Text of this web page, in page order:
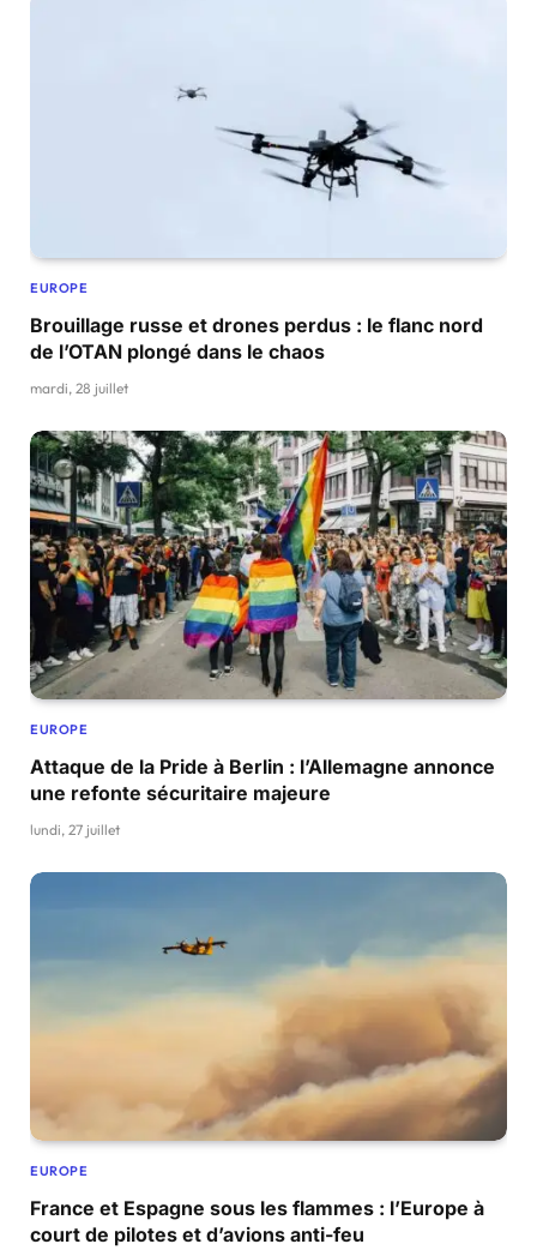
EUROPE
Brouillage russe et drones perdus : le flanc nord
de l’OTAN plongé dans le chaos
mardi, 28 juillet
EUROPE
Attaque de la Pride à Berlin : l’Allemagne annonce
une refonte sécuritaire majeure
lundi, 27 juillet
EUROPE
France et Espagne sous les flammes : l’Europe à
court de pilotes et d’avions anti-feu